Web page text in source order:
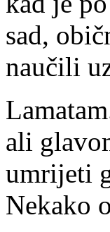
sad,
naučili
ali
umrijeti
Nekako